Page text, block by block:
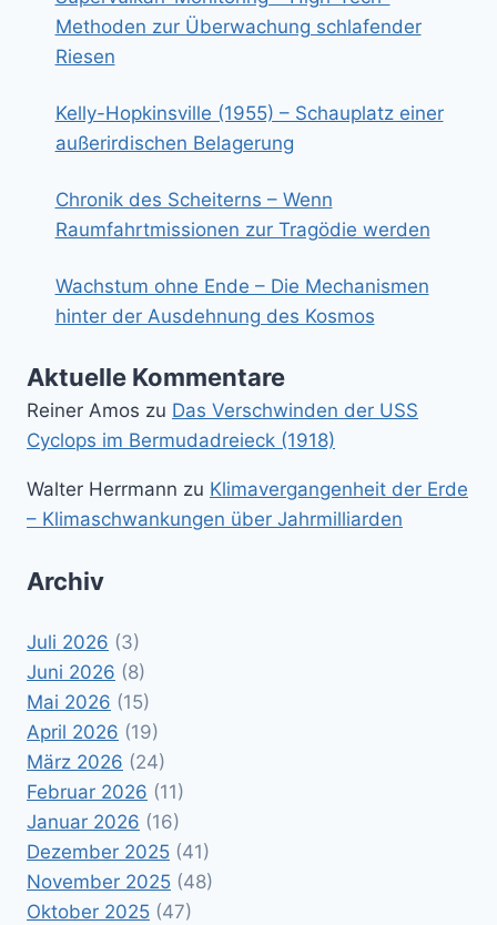
Methoden zur Überwachung schlafender
Riesen
Kelly-Hopkinsville (1955) – Schauplatz einer
außerirdischen Belagerung
Chronik des Scheiterns – Wenn
Raumfahrtmissionen zur Tragödie werden
Wachstum ohne Ende – Die Mechanismen
hinter der Ausdehnung des Kosmos
Aktuelle Kommentare
Reiner Amos zu Das Verschwinden der USS
Cyclops im Bermudadreieck (1918)
Walter Herrmann zu Klimavergangenheit der Erde
– Klimaschwankungen über Jahrmilliarden
Archiv
Juli 2026 (3)
Juni 2026 (8)
Mai 2026 (15)
April 2026 (19)
März 2026 (24)
Februar 2026 (11)
Januar 2026 (16)
Dezember 2025 (41)
November 2025 (48)
Oktober 2025 (47)